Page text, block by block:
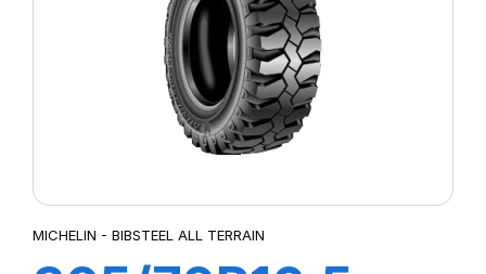
MICHELIN - BIBSTEEL ALL TERRAIN